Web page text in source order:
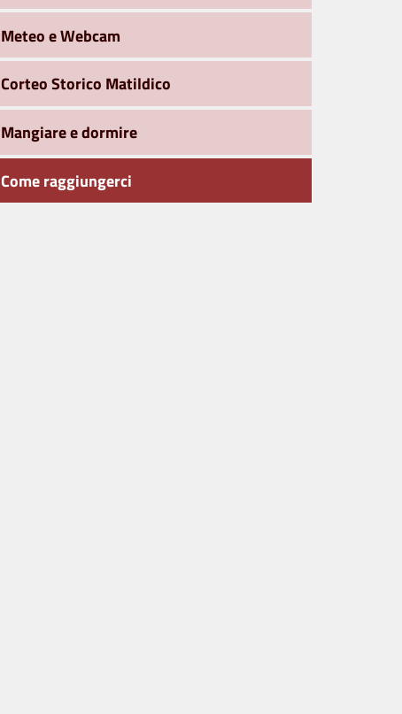
Meteo e Webcam
Corteo Storico Matildico
Mangiare e dormire
Come raggiungerci